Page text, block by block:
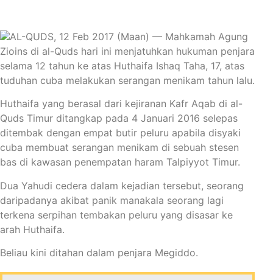
AL-QUDS, 12 Feb 2017 (Maan) — Mahkamah Agung
Zioins di al-Quds hari ini menjatuhkan hukuman penjara
selama 12 tahun ke atas Huthaifa Ishaq Taha, 17, atas
tuduhan cuba melakukan serangan menikam tahun lalu.
Huthaifa yang berasal dari kejiranan Kafr Aqab di al-
Quds Timur ditangkap pada 4 Januari 2016 selepas
ditembak dengan empat butir peluru apabila disyaki
cuba membuat serangan menikam di sebuah stesen
bas di kawasan penempatan haram Talpiyyot Timur.
Dua Yahudi cedera dalam kejadian tersebut, seorang
daripadanya akibat panik manakala seorang lagi
terkena serpihan tembakan peluru yang disasar ke
arah Huthaifa.
Beliau kini ditahan dalam penjara Megiddo.